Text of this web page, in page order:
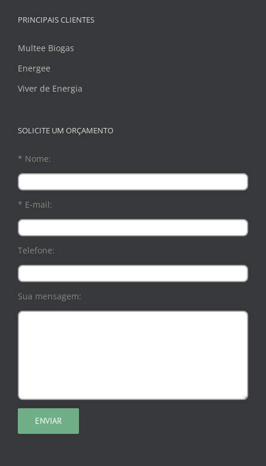
PRINCIPAIS CLIENTES
Multee Biogas
Energee
Viver de Energia
SOLICITE UM ORÇAMENTO
* Nome:
* E-mail:
Telefone:
Sua mensagem: